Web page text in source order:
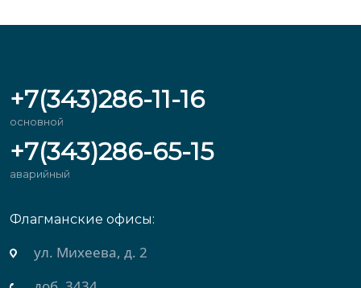
+7(343)286-11-16
основной
+7(343)286-65-15
аварийный
Флагманские офисы:
ул. Михеева, д. 2